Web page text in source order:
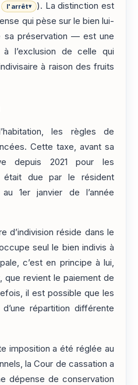
l'arrêt▾
). La distinction est
qui pèse sur le bien lui-
préservation — est une
à l’exclusion de celle qui
à raison des fruits
les règles de
Cette taxe, avant sa
depuis 2021 pour les
était due par le résident
1er janvier de l’année
d’indivision réside dans le
seul le bien indivis à
c’est en principe à lui,
que revient le paiement de
il est possible que les
répartition différente
imposition a été réglée au
la Cour de cassation a
dépense de conservation